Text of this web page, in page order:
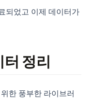
되었고 이제 데이터가
정리
한 풍부한 라이브러